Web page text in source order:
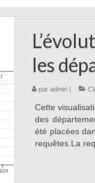
les
par admin|
Cette
des
été placées
requêtes.La